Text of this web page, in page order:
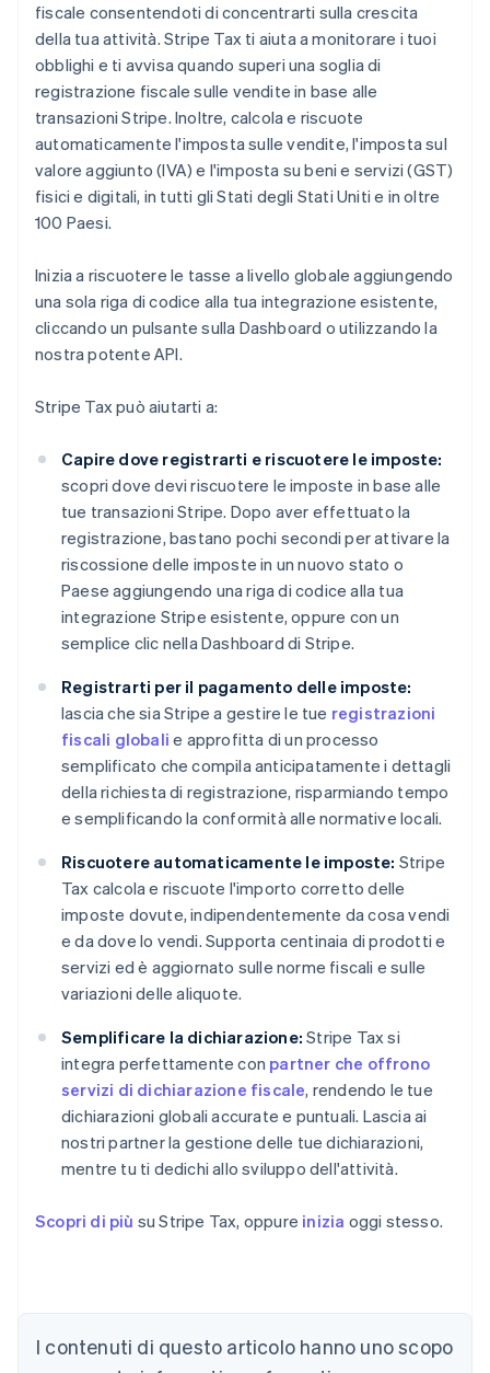
fiscale consentendoti di concentrarti sulla crescita
della tua attività. Stripe Tax ti aiuta a monitorare i tuoi
obblighi e ti avvisa quando superi una soglia di
registrazione fiscale sulle vendite in base alle
transazioni Stripe. Inoltre, calcola e riscuote
automaticamente l'imposta sulle vendite, l'imposta sul
valore aggiunto (IVA) e l'imposta su beni e servizi (GST)
fisici e digitali, in tutti gli Stati degli Stati Uniti e in oltre
100 Paesi.
Inizia a riscuotere le tasse a livello globale aggiungendo
una sola riga di codice alla tua integrazione esistente,
cliccando un pulsante sulla Dashboard o utilizzando la
nostra potente API.
Stripe Tax può aiutarti a:
Capire dove registrarti e riscuotere le imposte:
scopri dove devi riscuotere le imposte in base alle
tue transazioni Stripe. Dopo aver effettuato la
registrazione, bastano pochi secondi per attivare la
riscossione delle imposte in un nuovo stato o
Paese aggiungendo una riga di codice alla tua
integrazione Stripe esistente, oppure con un
semplice clic nella Dashboard di Stripe.
Registrarti per il pagamento delle imposte:
lascia che sia Stripe a gestire le tue registrazioni
fiscali globali e approfitta di un processo
semplificato che compila anticipatamente i dettagli
della richiesta di registrazione, risparmiando tempo
e semplificando la conformità alle normative locali.
Riscuotere automaticamente le imposte: Stripe
Tax calcola e riscuote l'importo corretto delle
imposte dovute, indipendentemente da cosa vendi
e da dove lo vendi. Supporta centinaia di prodotti e
servizi ed è aggiornato sulle norme fiscali e sulle
variazioni delle aliquote.
Semplificare la dichiarazione: Stripe Tax si
integra perfettamente con partner che offrono
servizi di dichiarazione fiscale, rendendo le tue
dichiarazioni globali accurate e puntuali. Lascia ai
nostri partner la gestione delle tue dichiarazioni,
mentre tu ti dedichi allo sviluppo dell'attività.
Scopri di più su Stripe Tax, oppure inizia oggi stesso.
I contenuti di questo articolo hanno uno scopo